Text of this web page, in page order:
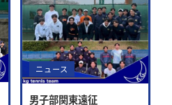
ニュース
男子部関東遠征